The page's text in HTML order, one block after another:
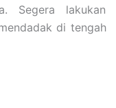
Segera lakukan
di tengah